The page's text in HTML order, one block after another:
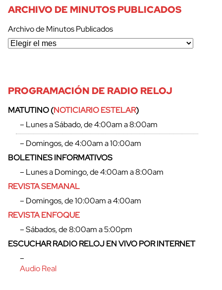
ARCHIVO DE MINUTOS PUBLICADOS
Archivo de Minutos Publicados
PROGRAMACIÓN DE RADIO RELOJ
MATUTINO (NOTICIARIO ESTELAR)
– Lunes a Sábado, de 4:00am a 8:00am
– Domingos, de 4:00am a 10:00am
BOLETINES INFORMATIVOS
– Lunes a Domingo, de 4:00am a 8:00am
REVISTA SEMANAL
– Domingos, de 10:00am a 4:00am
REVISTA ENFOQUE
– Sábados, de 8:00am a 5:00pm
ESCUCHAR RADIO RELOJ EN VIVO POR INTERNET
–
Audio Real